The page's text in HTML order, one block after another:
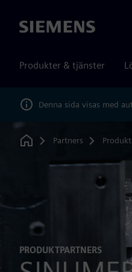
Siemens
Produkter & tjänster
Denna sida visas med
Home
Partners
PRODUKTPARTNERS